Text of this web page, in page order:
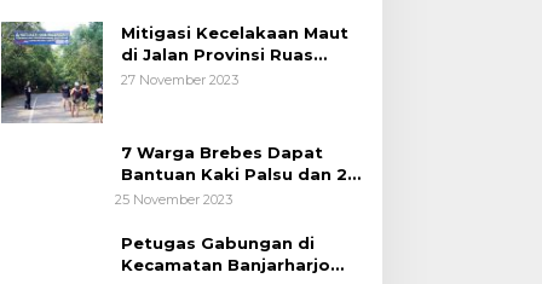
Mitigasi Kecelakaan Maut
di Jalan Provinsi Ruas
Banjarharjo-Salem
27 November 2023
7 Warga Brebes Dapat
Bantuan Kaki Palsu dan 2
Operasi Bibir Sumbing
25 November 2023
Petugas Gabungan di
Kecamatan Banjarharjo